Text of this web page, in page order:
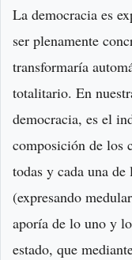
La democracia es
ser plenamente
transformaría
totalitario. En
democracia, es el
composición de los
todas y cada una
(expresando
aporía de lo uno y
estado, que